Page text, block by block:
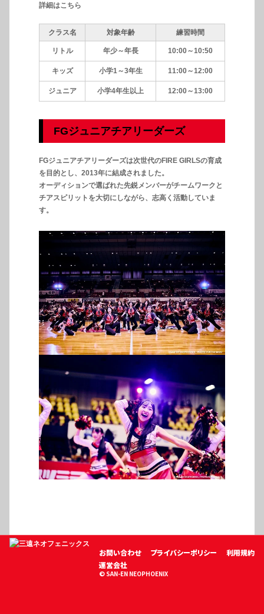
詳細はこちら
クラス名 対象年齢 練習時間
リトル 年少～年長 10:00～10:50
キッズ 小学1～3年生 11:00～12:00
ジュニア 小学4年生以上 12:00～13:00
FGジュニアチアリーダーズ
FGジュニアチアリーダーズは次世代のFIRE GIRLSの育成
を目的とし、2013年に結成されました。
オーディションで選ばれた先鋭メンバーがチームワークと
チアスピリットを大切にしながら、志高く活動していま
す。
お問い合わせ プライバシーポリシー
利用規約
運営会社
© SAN-EN NEOPHOENIX